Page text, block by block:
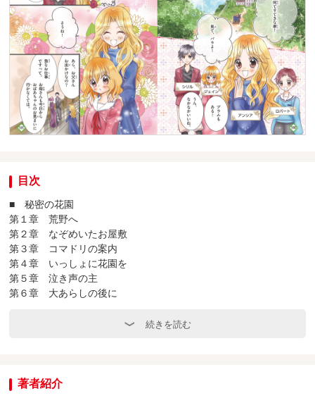
目次
■ 秘密の花園
第１章 荒野へ
第２章 なぞめいたお屋敷
第３章 コマドリの案内
第４章 いっしょに花園を
第５章 泣き声の主
第６章 大あらしの後に
■ 砂の妖精
続きを読む
著者紹介